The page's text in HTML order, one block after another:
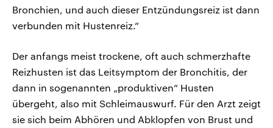
Bronchien, und auch dieser Entzündungsreiz ist dann
verbunden mit Hustenreiz.“
Der anfangs meist trockene, oft auch schmerzhafte
Reizhusten ist das Leitsymptom der Bronchitis, der
dann in sogenannten „produktiven“ Husten
übergeht, also mit Schleimauswurf. Für den Arzt zeigt
sie sich beim Abhören und Abklopfen von Brust und